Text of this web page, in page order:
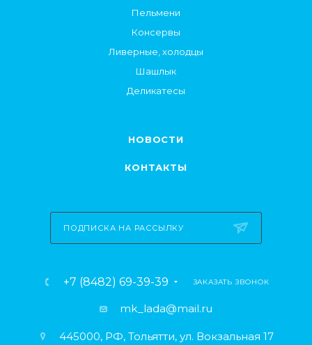
Пельмени
Консервы
Ливерные, холодцы
Шашлык
Деликатесы
НОВОСТИ
КОНТАКТЫ
ПОДПИСКА НА РАССЫЛКУ
+7 (8482) 69-39-39 ЗАКАЗАТЬ ЗВОНОК
mk_lada@mail.ru
445000, РФ, Тольятти, ул. Вокзальная 17